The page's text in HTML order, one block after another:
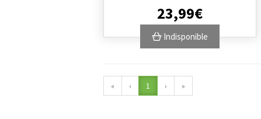
23,99€
Indisponible
« ‹ 1 › »